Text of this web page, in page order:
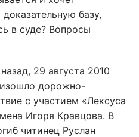
базу,
в суде? Вопросы
29 августа 2010
дорожно-
с участием «Лексуса
Игоря Кравцова. В
читинец Руслан